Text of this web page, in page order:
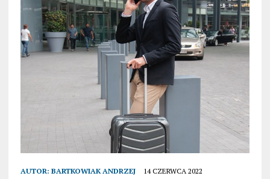
AUTOR: BARTKOWIAK ANDRZEJ 14 CZERWCA 2022